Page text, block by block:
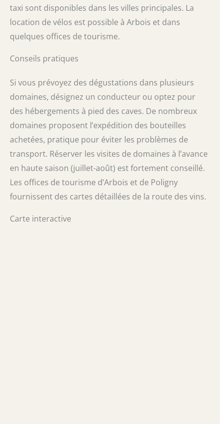
taxi sont disponibles dans les villes principales. La
location de vélos est possible à Arbois et dans
quelques offices de tourisme.
Conseils pratiques
Si vous prévoyez des dégustations dans plusieurs
domaines, désignez un conducteur ou optez pour
des hébergements à pied des caves. De nombreux
domaines proposent l’expédition des bouteilles
achetées, pratique pour éviter les problèmes de
transport. Réserver les visites de domaines à l’avance
en haute saison (juillet-août) est fortement conseillé.
Les offices de tourisme d’Arbois et de Poligny
fournissent des cartes détaillées de la route des vins.
Carte interactive